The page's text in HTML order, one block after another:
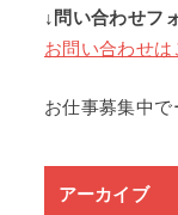
↓問い合わせフ
お問い合わせは
お仕事募集中で
アーカイブ